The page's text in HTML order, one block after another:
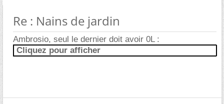
Re : Nains de jardin
Ambrosio, seul le dernier doit avoir 0L :
Cliquez pour afficher